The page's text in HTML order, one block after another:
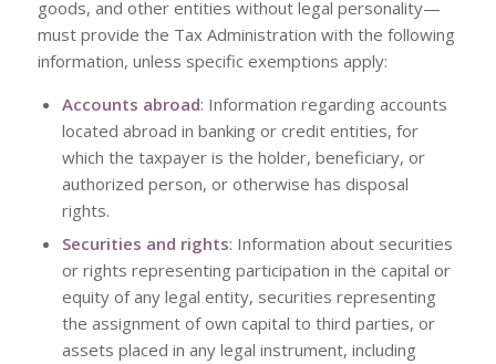
goods, and other entities without legal personality—
must provide the Tax Administration with the following
information, unless specific exemptions apply:
Accounts abroad: Information regarding accounts
located abroad in banking or credit entities, for
which the taxpayer is the holder, beneficiary, or
authorized person, or otherwise has disposal
rights.
Securities and rights: Information about securities
or rights representing participation in the capital or
equity of any legal entity, securities representing
the assignment of own capital to third parties, or
assets placed in any legal instrument, including